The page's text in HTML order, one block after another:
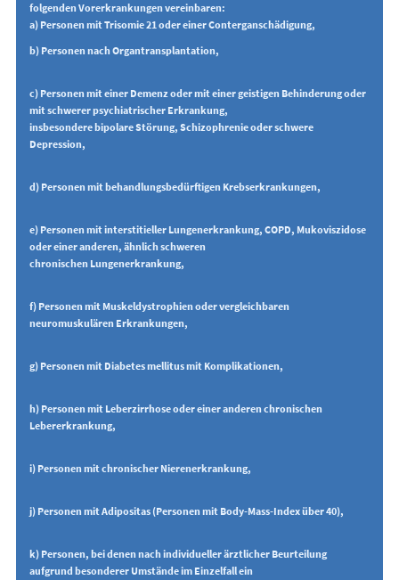
folgenden Vorerkrankungen vereinbaren:
a) Personen mit Trisomie 21 oder einer Conterganschädigung,
b) Personen nach Organtransplantation,
c) Personen mit einer Demenz oder mit einer geistigen Behinderung oder
mit schwerer psychiatrischer Erkrankung,
insbesondere bipolare Störung, Schizophrenie oder schwere
Depression,
d) Personen mit behandlungsbedürftigen Krebserkrankungen,
e) Personen mit interstitieller Lungenerkrankung, COPD, Mukoviszidose
oder einer anderen, ähnlich schweren
chronischen Lungenerkrankung,
f) Personen mit Muskeldystrophien oder vergleichbaren
neuromuskulären Erkrankungen,
g) Personen mit Diabetes mellitus mit Komplikationen,
h) Personen mit Leberzirrhose oder einer anderen chronischen
Lebererkrankung,
i) Personen mit chronischer Nierenerkrankung,
j) Personen mit Adipositas (Personen mit Body-Mass-Index über 40),
k) Personen, bei denen nach individueller ärztlicher Beurteilung
aufgrund besonderer Umstände im Einzelfall ein